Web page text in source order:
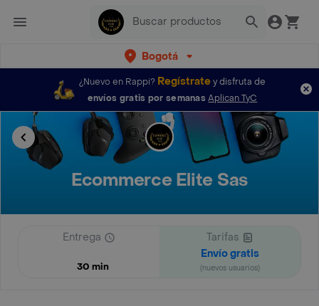
Bogotá
¿Nuevo en Rappi? Regístratey disfruta de
envíos gratis por semanas Aplican TyC
Ecommerce Elite Sas
Entrega
30 min
Tarifas
Envío gratis
(nuevos usuarios)